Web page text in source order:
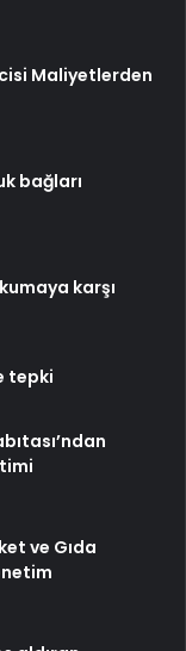
Maliyetlerden
bağları
karşı
tepki
ve Gıda